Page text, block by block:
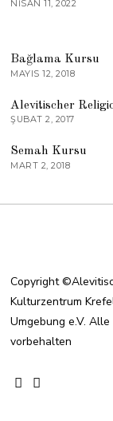
NISAN 11, 2022
Bağlama Kursu
MAYIS 12, 2018
Alevitischer
ŞUBAT 2, 2017
Semah Kursu
MART 2, 2018
Copyright
Kulturzentrum
Umgebung e.V. Alle
vorbehalten